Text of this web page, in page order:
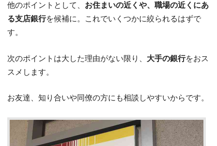
他のポイントとして、 お住まいの近くや、職場の近くにあ
る支店銀行を候補に。これでいくつかに絞られるはずで
す。
次のポイントは大した理由がない限り、 大手の銀行をおス
スメします。
お友達、知り合いや同僚の方にも相談しやすいからです。